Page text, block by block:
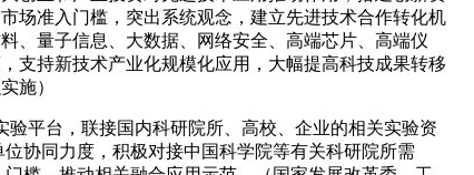
场准入门槛，突出系统观念，建立先进技术合作转化机
、量子信息、大数据、网络安全、高端芯片、高端仪
支持新技术产业化规模化应用，大幅提高科技成果转移
施）
平台，联接国内科研院所、高校、企业的相关实验资
协同力度，积极对接中国科学院等有关科研院所需